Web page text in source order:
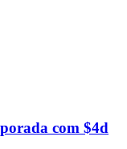
com $4d